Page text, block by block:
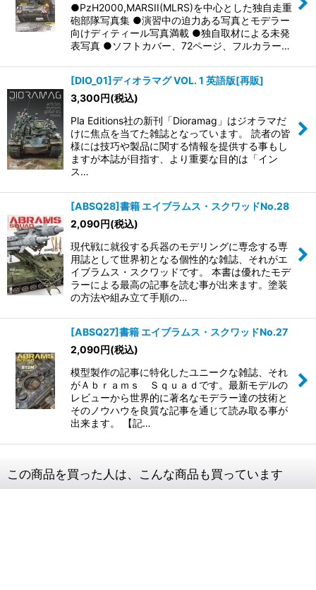
●PzH2000,MARSII(MLRS)を中心とした独自走重
砲部隊写真集 ●演習中の迫力ある写真とモデラー
向けディティール写真満載 ●独自取材による未発
表写真 ●ソフトカバー、72ページ、フルカラー…
[DIO_01]ディオラマグ VOL. 1 英語版[再販]
3,300円(税込)
Pla Editions社の新刊「Dioramag」はジオラマだ
けに焦点を当てた雑誌となっています。 読者の皆
様には技巧や製品に関する情報を提供する事もし
ますが本誌が目指す、より重要な目的は「イン
ス…
[ABSQ28]書籍 エイブラムス・スクワッドNo.28
2,090円(税込)
現代戦に就役する兵器のモデリングに専念する専
用誌として世界初となる個性的な雑誌、それがエ
イブラムス・スクワッドです。 本書は優れたモデ
ラーによる最高の記事を読む事が出来ます。塗装
の方法や組み立て手順の…
[ABSQ27]書籍 エイブラムス・スクワッドNo.27
2,090円(税込)
模型製作の記事に特化したユニークな雑誌、 それ
がＡｂｒａｍｓ Ｓｑｕａｄです。最新モデルの
レビューから 世界的に著名なモデラー達の技術と
そのノウハウを良質な 記事を通じて読み取る事が
出来ます。 【記…
この商品を買った人は、こんな商品も買っています